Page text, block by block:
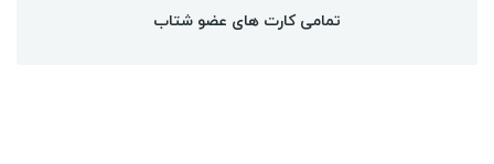
تمامی کارت های عضو شتاب